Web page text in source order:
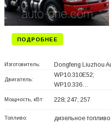
ПОДРОБНЕЕ
Изготовитель: Dongfeng Liuzhou
Двигатель:
WP10.310E52;
WP10.336…
Мощность, кВт: 228; 247; 257
Топливо: дизельное топливо